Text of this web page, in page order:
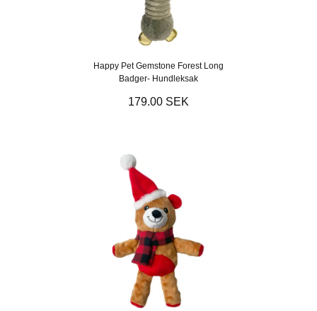
Happy Pet Gemstone Forest Long
Badger- Hundleksak
179.00 SEK